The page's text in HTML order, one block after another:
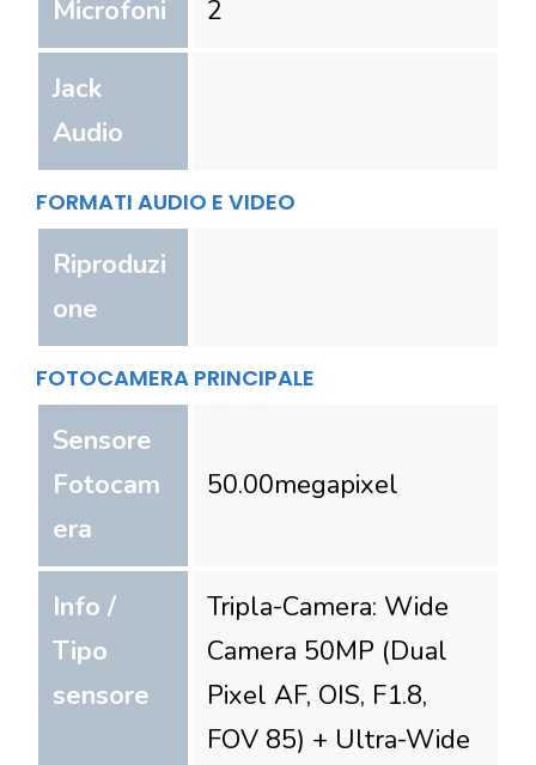
Microfoni 2
Jack
Audio
FORMATI AUDIO E VIDEO
Riproduzi
one
FOTOCAMERA PRINCIPALE
Sensore
Fotocam
era
50.00megapixel
Info /
Tipo
sensore
Tripla-Camera: Wide
Camera 50MP (Dual
Pixel AF, OIS, F1.8,
FOV 85) + Ultra-Wide